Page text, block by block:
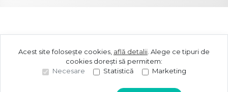
Acest site folosește cookies, află detalii Alege ce tipuri de
cookies dorești să permitem:
Necesare
Statistică Marketing